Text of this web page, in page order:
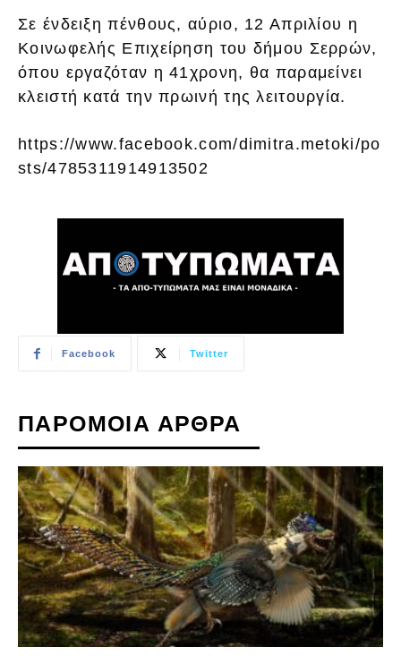
Σε ένδειξη πένθους, αύριο, 12 Απριλίου η
Κοινωφελής Επιχείρηση του δήμου Σερρών,
όπου εργαζόταν η 41χρονη, θα παραμείνει
κλειστή κατά την πρωινή της λειτουργία.
https://www.facebook.com/dimitra.metoki/po
sts/4785311914913502
Facebook Twitter
ΠΑΡΟΜΟΙΑ ΑΡΘΡΑ